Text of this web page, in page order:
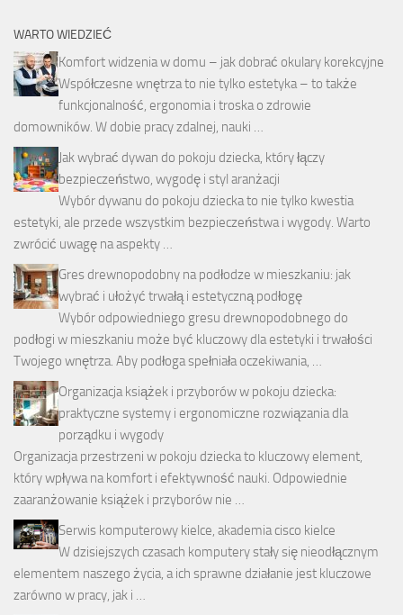
WARTO WIEDZIEĆ
Komfort widzenia w domu – jak dobrać okulary korekcyjne
Współczesne wnętrza to nie tylko estetyka – to także
funkcjonalność, ergonomia i troska o zdrowie
domowników. W dobie pracy zdalnej, nauki …
Jak wybrać dywan do pokoju dziecka, który łączy
bezpieczeństwo, wygodę i styl aranżacji
Wybór dywanu do pokoju dziecka to nie tylko kwestia
estetyki, ale przede wszystkim bezpieczeństwa i wygody. Warto
zwrócić uwagę na aspekty …
Gres drewnopodobny na podłodze w mieszkaniu: jak
wybrać i ułożyć trwałą i estetyczną podłogę
Wybór odpowiedniego gresu drewnopodobnego do
podłogi w mieszkaniu może być kluczowy dla estetyki i trwałości
Twojego wnętrza. Aby podłoga spełniała oczekiwania, …
Organizacja książek i przyborów w pokoju dziecka:
praktyczne systemy i ergonomiczne rozwiązania dla
porządku i wygody
Organizacja przestrzeni w pokoju dziecka to kluczowy element,
który wpływa na komfort i efektywność nauki. Odpowiednie
zaaranżowanie książek i przyborów nie …
Serwis komputerowy kielce, akademia cisco kielce
W dzisiejszych czasach komputery stały się nieodłącznym
elementem naszego życia, a ich sprawne działanie jest kluczowe
zarówno w pracy, jak i …